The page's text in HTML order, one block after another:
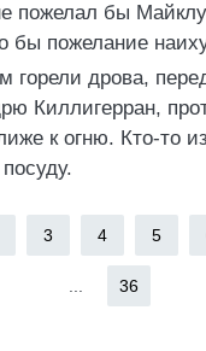
пожелал бы
бы пожелание
горели дрова,
Киллигерран,
к огню. Кто-то
3 4 5
36